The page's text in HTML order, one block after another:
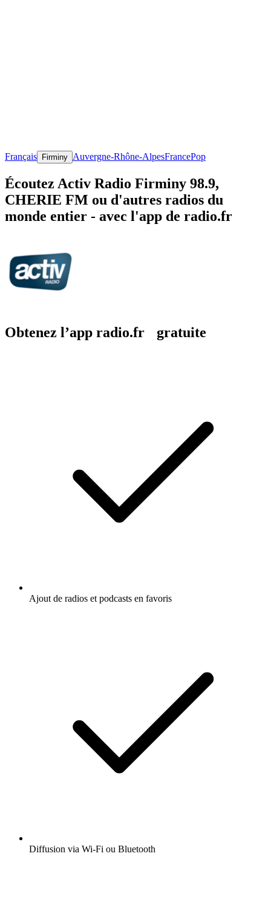
Français Firminy Auvergne-Rhône-AlpesFrancePop
Écoutez Activ Radio Firminy 98.9,
CHERIE FM ou d'autres radios du
monde entier - avec l'app de radio.fr
Obtenez l’app radio.fr gratuite
Ajout de radios et podcasts en favoris
Diffusion via Wi-Fi ou Bluetooth